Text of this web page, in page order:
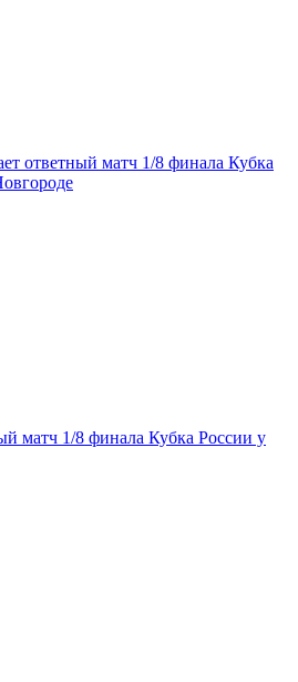
ответный матч 1/8 финала Кубка
матч 1/8 финала Кубка России у